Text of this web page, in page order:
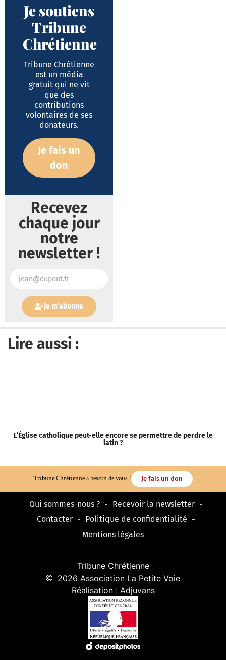
Je soutiens
Tribune
Chrétienne
Tribune Chrétienne
est un média
gratuit qui ne vit
que des
contributions
volontaires de ses
donateurs.
Je fais un
don
Recevez
chaque jour
notre
newsletter !
Je m'abonne
Lire aussi :
L’Église catholique peut-elle encore se permettre de perdre le
latin ?
Tribune Chrétienne a besoin de vous ! Je fais un don
Qui sommes-nous ?
Recevoir la newsletter
Contacter
Politique de confidentialité
Mentions légales
Tribune Chrétienne
2026 Association La Petite Voie
Réalisation : Adjuvans